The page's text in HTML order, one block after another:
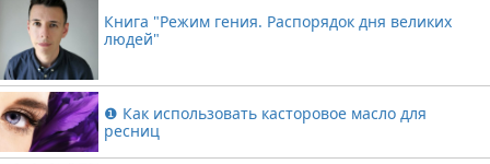
Книга "Режим гения. Распорядок дня великих
людей"
❶ Как использовать касторовое масло для
ресниц